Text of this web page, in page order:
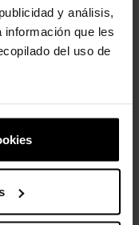
y análisis,
información que les
del uso de
unisex Classic U